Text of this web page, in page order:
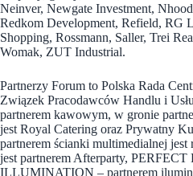
Neinver, Newgate Investment,
Redkom Development, Refield, RG
Shopping, Rossmann, Saller, Trei
Womak, ZUT Industrial.
Partnerzy Forum to Polska Rada
Związek Pracodawców Handlu i
partnerem kawowym, w gronie
jest Royal Catering oraz Prywatny
partnerem ścianki multimedialnej
jest partnerem Afterparty,
ILLUMINATION – partnerem